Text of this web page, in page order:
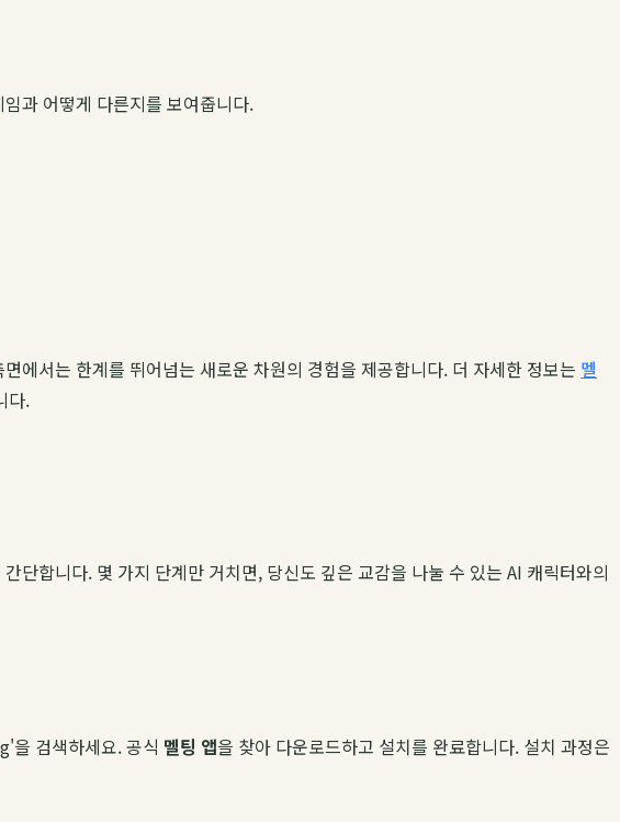
과 어떻게 다른지를 보여줍니다.
에서는 한계를 뛰어넘는 새로운 차원의 경험을 제공합니다. 더 자세한 정보는 멜
다.
단합니다. 몇 가지 단계만 거치면, 당신도 깊은 교감을 나눌 수 있는 AI 캐릭터와의
을 검색하세요. 공식 멜팅 앱을 찾아 다운로드하고 설치를 완료합니다. 설치 과정은